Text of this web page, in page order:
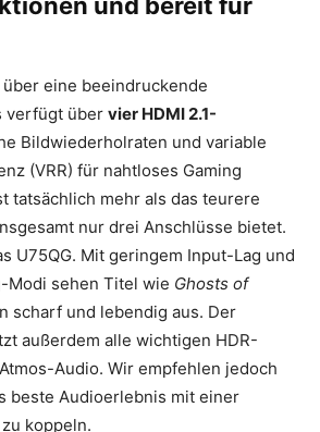
und bereit für
eine beeindruckende
verfügt über vier HDMI 2.1-
Bildwiederholraten und variable
(VRR) für nahtloses Gaming
tatsächlich mehr als das teurere
nur drei Anschlüsse bietet.
U75QG. Mit geringem Input-Lag und
Modi sehen Titel wie Ghosts of
scharf und lebendig aus. Der
außerdem alle wichtigen HDR-
Audio. Wir empfehlen jedoch
beste Audioerlebnis mit einer
koppeln.